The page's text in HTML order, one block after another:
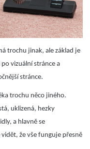
trochu jinak, ale základ je
vizuální stránce a
stránce.
trochu něco jiného.
uklizená, hezky
a hlavně se
že vše funguje přesně